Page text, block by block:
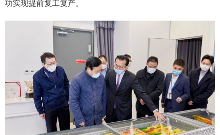
功实现提前复工复产。